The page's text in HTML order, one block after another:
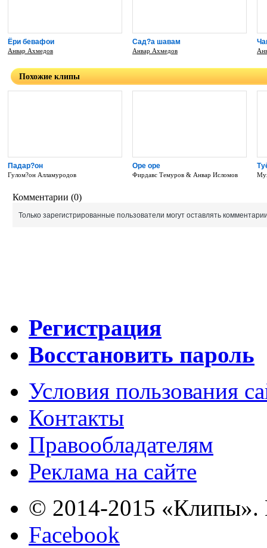
Ёри бевафои
Анвар Ахмедов
Сад?а шавам
Анвар Ахмедов
Похожие клипы
Падар?он
Гулом?он Алламуродов
Оре оре
Фирдавс Темуров & Анвар Исломов
Комментарии (0)
Только зарегистрированные пользователи могут оставлять
Регистрация
Восстановить пароль
Условия пользования
Контакты
Правообладателям
Реклама на сайте
© 2014-2015 «Клипы».
Facebook